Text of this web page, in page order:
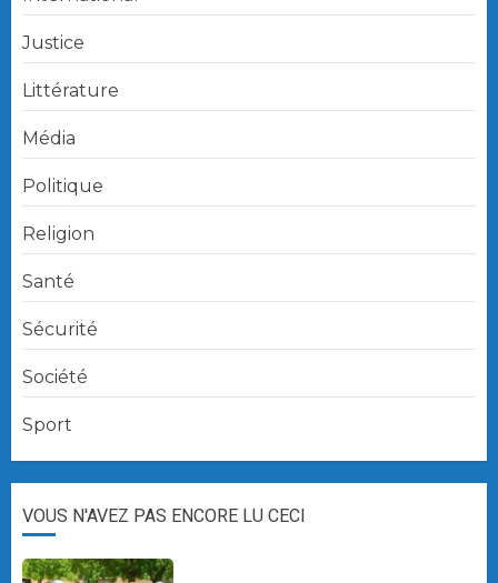
Justice
Littérature
Média
Politique
Religion
Santé
Sécurité
Société
Sport
VOUS N'AVEZ PAS ENCORE LU CECI